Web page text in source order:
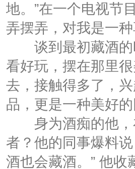
地。”在一个电视节
弄摆弄，对我是一
谈到最初藏酒的
看好玩，摆在那里
去，接触得多了，
品，更是一种美好
身为酒痴的他，
者？他的同事爆料
酒也会藏酒。” 他